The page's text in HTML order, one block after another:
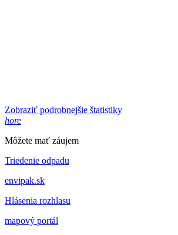
Zobraziť podrobnejšie štatistiky
hore
Môžete mať záujem
Triedenie odpadu
envipak.sk
Hlásenia rozhlasu
mapový portál